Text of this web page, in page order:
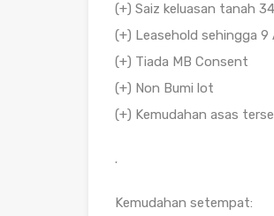
(+) Saiz keluasan tanah
(+) Leasehold sehingga 9
(+) Tiada MB Consent
(+) Non Bumi lot
(+) Kemudahan asas
.
Kemudahan setempat: